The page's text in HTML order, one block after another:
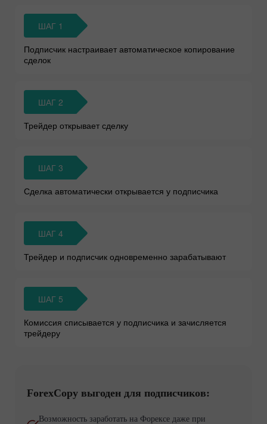
ШАГ 1
Подписчик настраивает автоматическое копирование
сделок
ШАГ 2
Трейдер открывает сделку
ШАГ 3
Сделка автоматически открывается у подписчика
ШАГ 4
Трейдер и подписчик одновременно зарабатывают
ШАГ 5
Комиссия списывается у подписчика и зачисляется
трейдеру
ForexCopy выгоден для подписчиков:
Возможность заработать на Форексе даже при